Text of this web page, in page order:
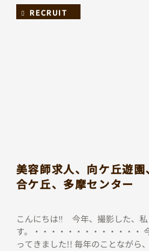
RECRUIT
美容師求人、向ケ丘遊
合ケ丘、多摩センター
こんにちは‼︎ 今年、撮影した、私
す。・・・・・・・・・・・・・
ってきました!! 毎年のことながら